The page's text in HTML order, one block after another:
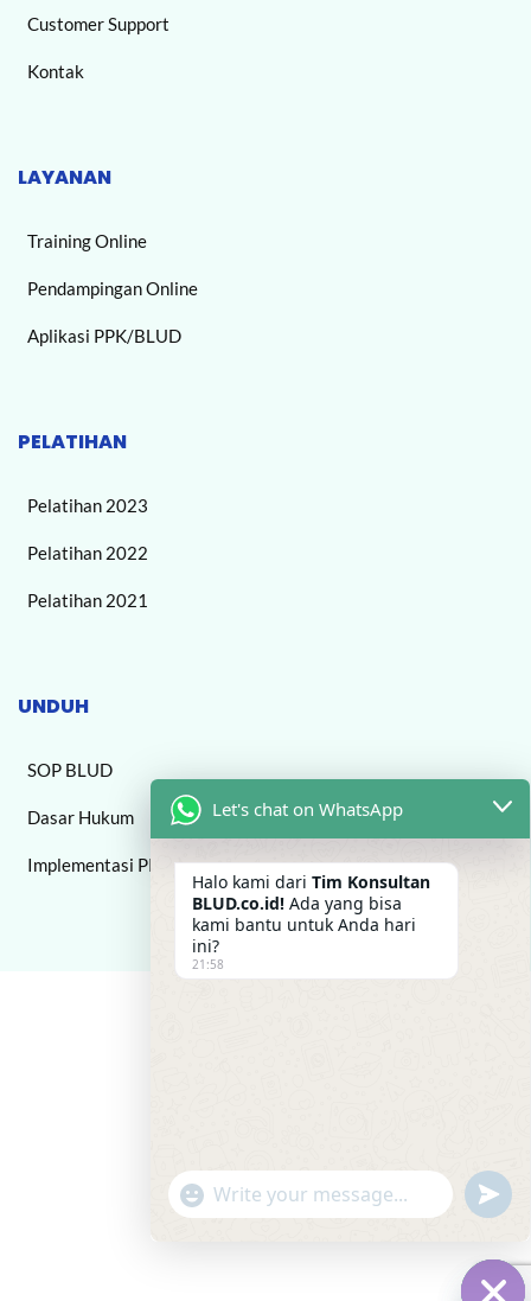
Customer Support
Kontak
LAYANAN
Training Online
Pendampingan Online
Aplikasi PPK/BLUD
PELATIHAN
Pelatihan 2023
Pelatihan 2022
Pelatihan 2021
UNDUH
SOP BLUD
Dasar Hukum
Implementasi PPK BLUD
Let's chat on WhatsApp
Halo kami dari Tim Konsultan
BLUD.co.id! Ada yang bisa
kami bantu untuk Anda hari
ini?
21:58
"+chaty_settings.lang.emoji_picker+"
WhatsApp Message